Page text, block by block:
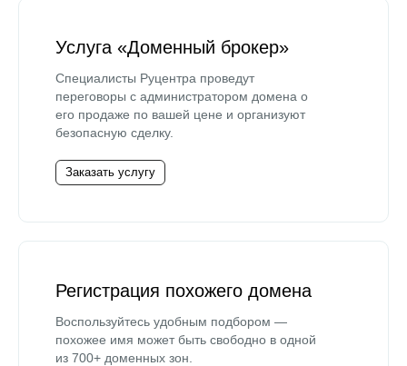
Услуга «Доменный брокер»
Специалисты Руцентра проведут
переговоры с администратором домена о
его продаже по вашей цене и организуют
безопасную сделку.
Заказать услугу
Регистрация похожего домена
Воспользуйтесь удобным подбором —
похожее имя может быть свободно в одной
из 700+ доменных зон.